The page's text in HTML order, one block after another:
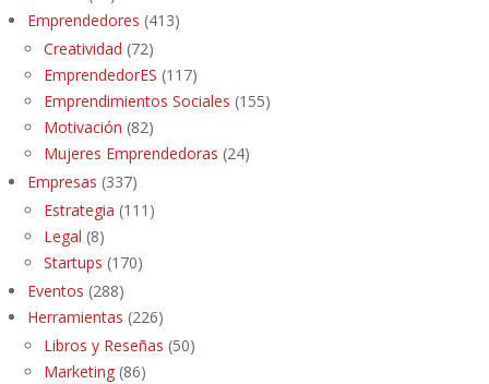
Emprendedores (413)
Creatividad (72)
EmprendedorES (117)
Emprendimientos Sociales (155)
Motivación (82)
Mujeres Emprendedoras (24)
Empresas (337)
Estrategia (111)
Legal (8)
Startups (170)
Eventos (288)
Herramientas (226)
Libros y Reseñas (50)
Marketing (86)